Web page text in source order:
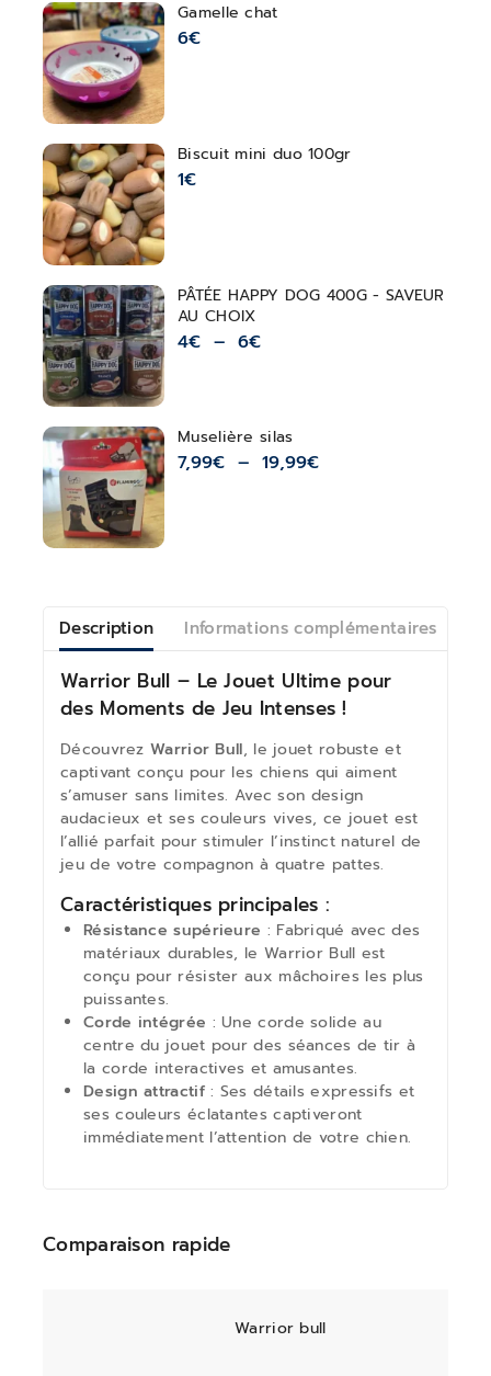
Gamelle chat
6€
Biscuit mini duo 100gr
1€
PÂTÉE HAPPY DOG 400G - SAVEUR
AU CHOIX
4€ – 6€
Muselière silas
7,99€ – 19,99€
Description Informations complémentaires
Warrior Bull – Le Jouet Ultime pour
des Moments de Jeu Intenses !
Découvrez Warrior Bull, le jouet robuste et
captivant conçu pour les chiens qui aiment
s’amuser sans limites. Avec son design
audacieux et ses couleurs vives, ce jouet est
l’allié parfait pour stimuler l’instinct naturel de
jeu de votre compagnon à quatre pattes.
Caractéristiques principales :
Résistance supérieure : Fabriqué avec des
matériaux durables, le Warrior Bull est
conçu pour résister aux mâchoires les plus
puissantes.
Corde intégrée : Une corde solide au
centre du jouet pour des séances de tir à
la corde interactives et amusantes.
Design attractif: Ses détails expressifs et
ses couleurs éclatantes captiveront
immédiatement l’attention de votre chien.
Comparaison rapide
Warrior bull